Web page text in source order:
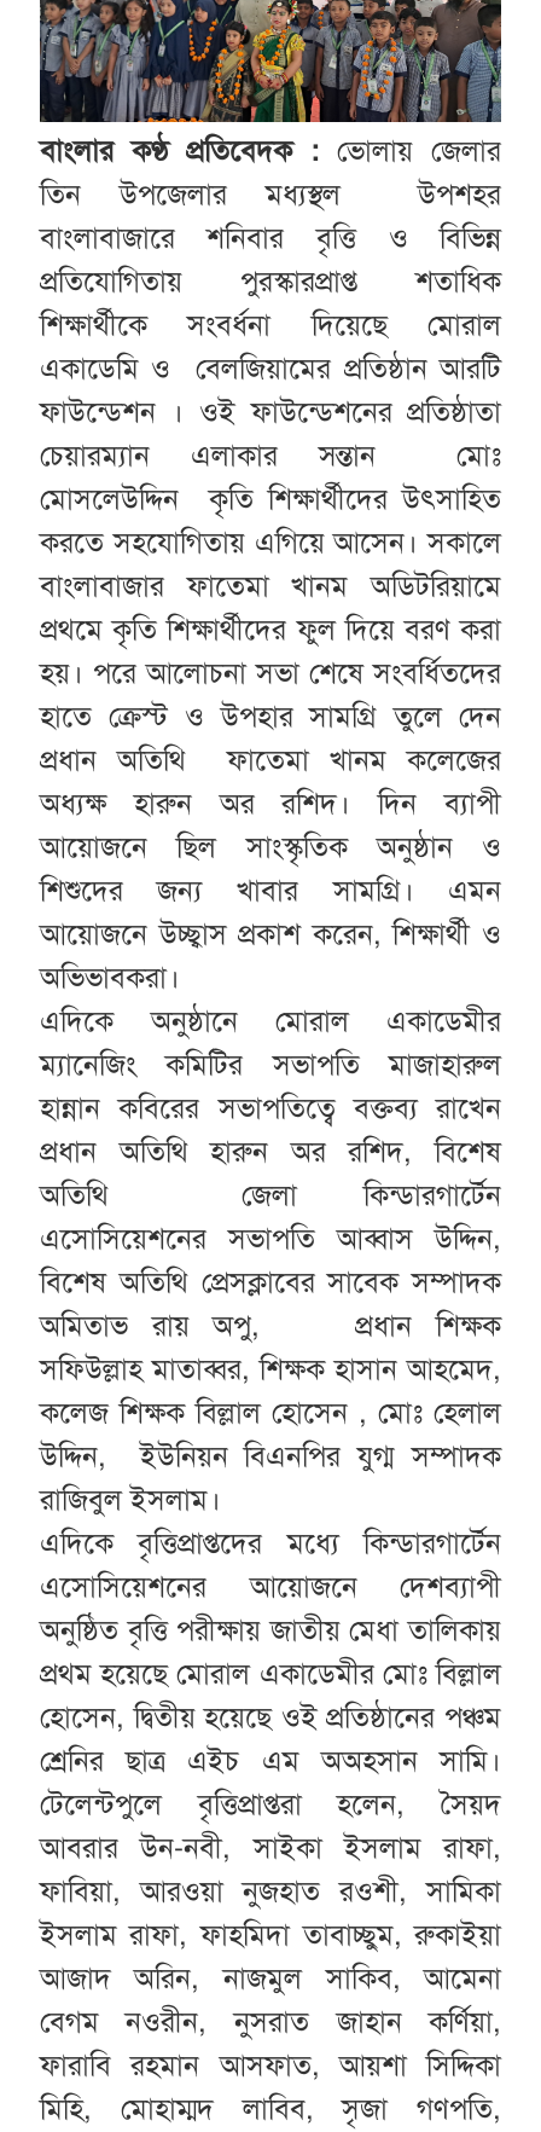
বাংলার কণ্ঠ প্রতিবেদক : ভোলায় জেলার
তিন উপজেলার মধ্যস্থল উপশহর
বাংলাবাজারে শনিবার বৃত্তি ও বিভিন্ন
প্রতিযোগিতায় পুরস্কারপ্রাপ্ত শতাধিক
শিক্ষার্থীকে সংবর্ধনা দিয়েছে মোরাল
একাডেমি ও বেলজিয়ামের প্রতিষ্ঠান আরটি
ফাউন্ডেশন । ওই ফাউন্ডেশনের প্রতিষ্ঠাতা
চেয়ারম্যান এলাকার সন্তান মোঃ
মোসলেউদ্দিন কৃতি শিক্ষার্থীদের উৎসাহিত
করতে সহযোগিতায় এগিয়ে আসেন। সকালে
বাংলাবাজার ফাতেমা খানম অডিটরিয়ামে
প্রথমে কৃতি শিক্ষার্থীদের ফুল দিয়ে বরণ করা
হয়। পরে আলোচনা সভা শেষে সংবর্ধিতদের
হাতে ক্রেস্ট ও উপহার সামগ্রি তুলে দেন
প্রধান অতিথি ফাতেমা খানম কলেজের
অধ্যক্ষ হারুন অর রশিদ। দিন ব্যাপী
আয়োজনে ছিল সাংস্কৃতিক অনুষ্ঠান ও
শিশুদের জন্য খাবার সামগ্রি। এমন
আয়োজনে উচ্ছ্বাস প্রকাশ করেন, শিক্ষার্থী ও
অভিভাবকরা।
এদিকে অনুষ্ঠানে মোরাল একাডেমীর
ম্যানেজিং কমিটির সভাপতি মাজাহারুল
হান্নান কবিরের সভাপতিত্বে বক্তব্য রাখেন
প্রধান অতিথি হারুন অর রশিদ, বিশেষ
অতিথি জেলা কিন্ডারগার্টেন
এসোসিয়েশনের সভাপতি আব্বাস উদ্দিন,
বিশেষ অতিথি প্রেসক্লাবের সাবেক সম্পাদক
অমিতাভ রায় অপু, প্রধান শিক্ষক
সফিউল্লাহ মাতাব্বর, শিক্ষক হাসান আহমেদ,
কলেজ শিক্ষক বিল্লাল হোসেন , মোঃ হেলাল
উদ্দিন, ইউনিয়ন বিএনপির যুগ্ম সম্পাদক
রাজিবুল ইসলাম।
এদিকে বৃত্তিপ্রাপ্তদের মধ্যে কিন্ডারগার্টেন
এসোসিয়েশনের আয়োজনে দেশব্যাপী
অনুষ্ঠিত বৃত্তি পরীক্ষায় জাতীয় মেধা তালিকায়
প্রথম হয়েছে মোরাল একাডেমীর মোঃ বিল্লাল
হোসেন, দ্বিতীয় হয়েছে ওই প্রতিষ্ঠানের পঞ্চম
শ্রেনির ছাত্র এইচ এম অঅহসান সামি।
টেলেন্টপুলে বৃত্তিপ্রাপ্তরা হলেন, সৈয়দ
আবরার উন-নবী, সাইকা ইসলাম রাফা,
ফাবিয়া, আরওয়া নুজহাত রওশী, সামিকা
ইসলাম রাফা, ফাহমিদা তাবাচ্ছুম, রুকাইয়া
আজাদ অরিন, নাজমুল সাকিব, আমেনা
বেগম নওরীন, নুসরাত জাহান কর্ণিয়া,
ফারাবি রহমান আসফাত, আয়শা সিদ্দিকা
মিহি, মোহাম্মদ লাবিব, সৃজা গণপতি,